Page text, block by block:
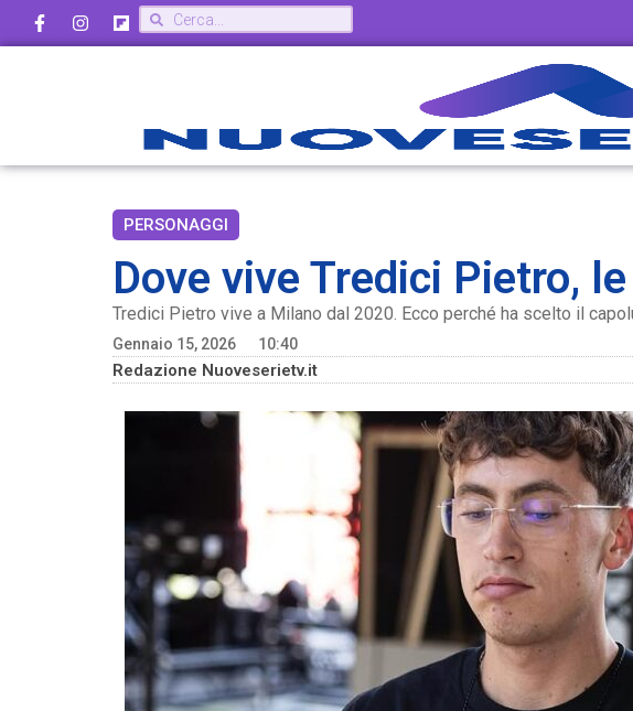
PERSONAGGI
Dove vive Tredici Pietro,
Tredici Pietro vive a Milano dal 2020. Ecco perché ha scelto il
Gennaio 15, 2026 10:40
Redazione Nuoveserietv.it